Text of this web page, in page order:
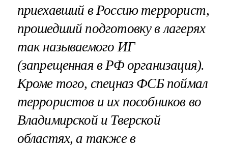
приехавший в Россию террорист,
прошедший подготовку в лагерях
так называемого ИГ
(запрещенная в РФ организация).
Кроме того, спецназ ФСБ поймал
террористов и их пособников во
Владимирской и Тверской
областях, а также в